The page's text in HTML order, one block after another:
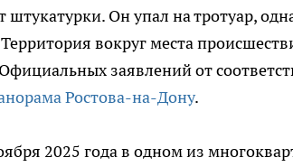
Он упал на тротуар,
вокруг места
заявлений от
Ростова-на-Дону.
2025 года в одном из